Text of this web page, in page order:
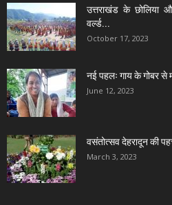
उत्तराखंड के छोलिया
वर्ल्ड...
October 17, 2023
नई पहलः गाय के गोबर से
June 12, 2023
वसंतोत्सव देहरादून की
March 3, 2023